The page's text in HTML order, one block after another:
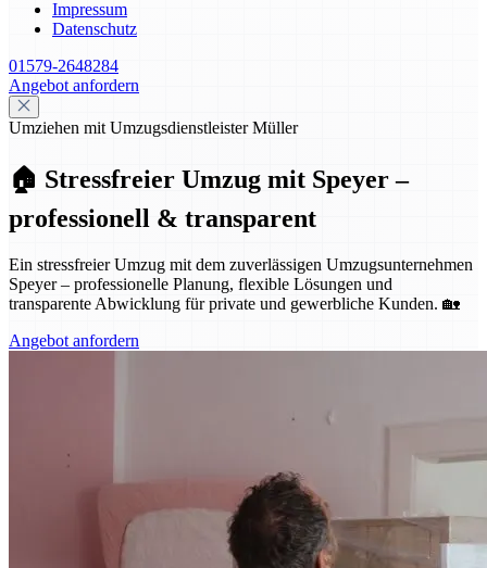
Impressum
Datenschutz
01579-2648284
Angebot anfordern
Umziehen mit Umzugsdienstleister Müller
🏠 Stressfreier Umzug mit Speyer –
professionell & transparent
Ein stressfreier Umzug mit dem zuverlässigen Umzugsunternehmen
Speyer – professionelle Planung, flexible Lösungen und
transparente Abwicklung für private und gewerbliche Kunden. 🏡
Angebot anfordern